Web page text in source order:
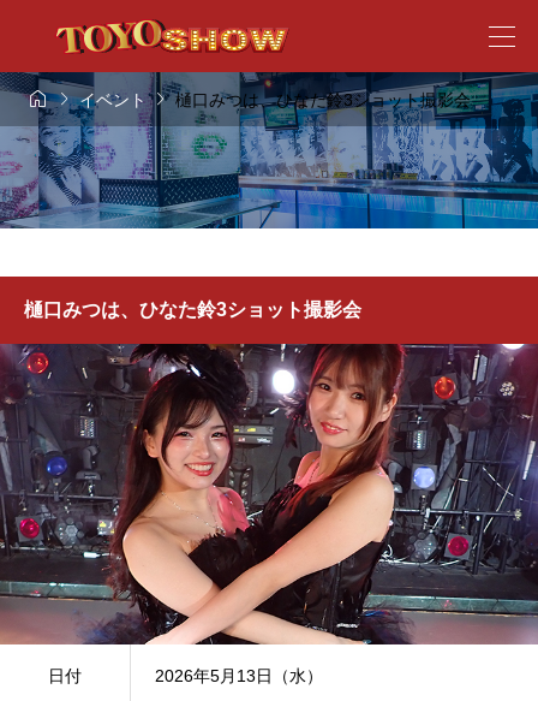
イベント樋口みつは、ひなた鈴3ショット撮影会
樋口みつは、ひなた鈴3ショット撮影会
日付 2026年5月13日（水）